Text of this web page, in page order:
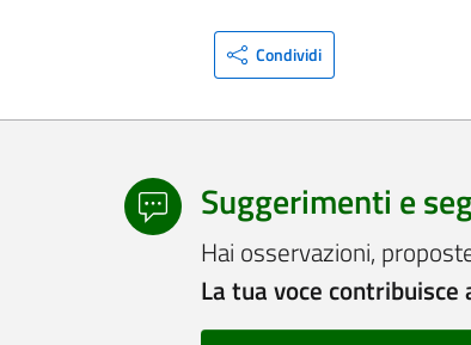
Condividi
Suggerimenti e
Hai osservazioni,
La tua voce